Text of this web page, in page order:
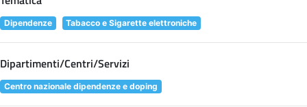
Dipendenze Tabacco e Sigarette elettroniche
Dipartimenti/Centri/Servizi
Centro nazionale dipendenze e doping